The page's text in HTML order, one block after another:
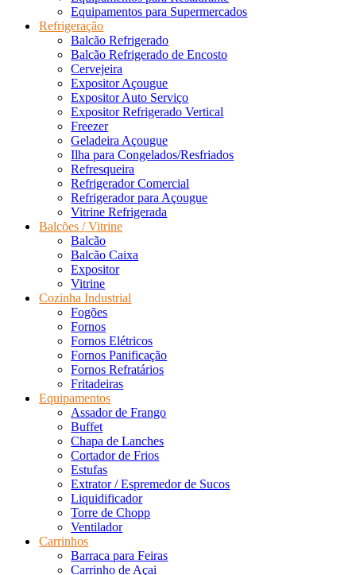
Equipamentos para Supermercados
Refrigeração
Balcão Refrigerado
Balcão Refrigerado de Encosto
Cervejeira
Expositor Açougue
Expositor Auto Serviço
Expositor Refrigerado Vertical
Freezer
Geladeira Açougue
Ilha para Congelados/Resfriados
Refresqueira
Refrigerador Comercial
Refrigerador para Açougue
Vitrine Refrigerada
Balcões / Vitrine
Balcão
Balcão Caixa
Expositor
Vitrine
Cozinha Industrial
Fogões
Fornos
Fornos Elétricos
Fornos Panificação
Fornos Refratários
Fritadeiras
Equipamentos
Assador de Frango
Buffet
Chapa de Lanches
Cortador de Frios
Estufas
Extrator / Espremedor de Sucos
Liquidificador
Torre de Chopp
Ventilador
Carrinhos
Barraca para Feiras
Carrinho de Açai